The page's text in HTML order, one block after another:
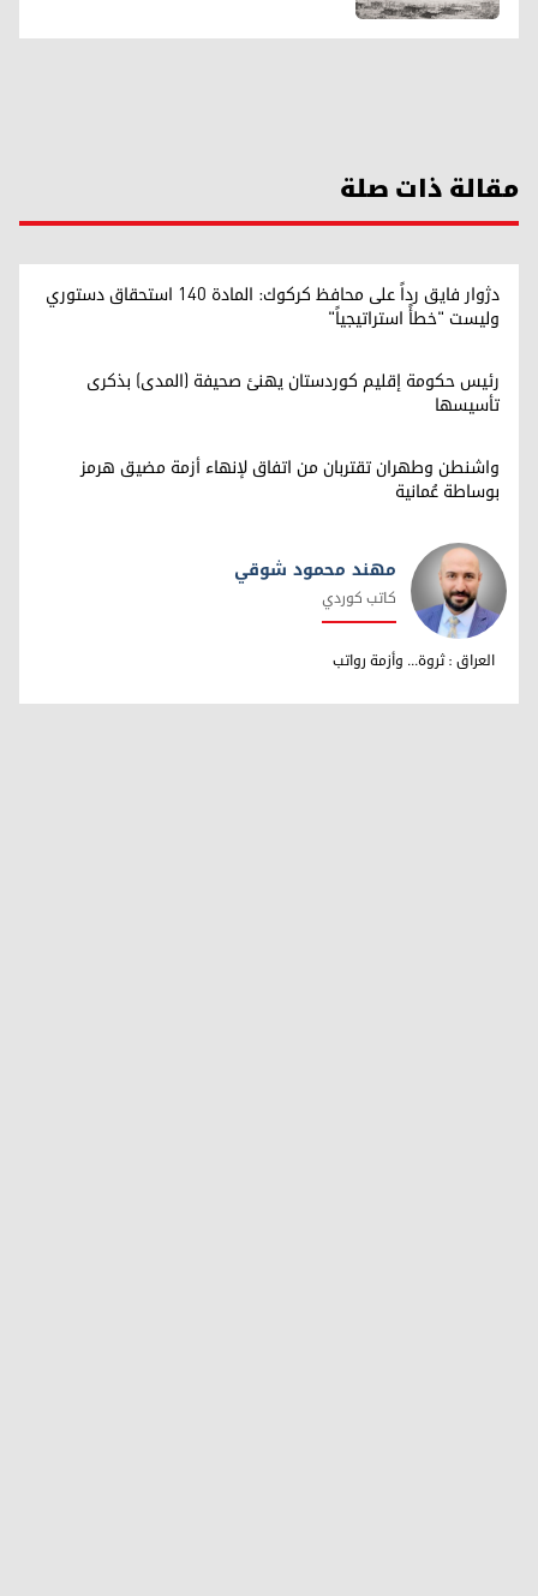
مقالة ذات صلة
دژوار فايق رداً على محافظ كركوك: المادة 140 استحقاق دستوري
وليست "خطأً استراتيجياً"
رئيس حكومة إقليم كوردستان يهنئ صحيفة (المدى) بذكرى
تأسيسها
واشنطن وطهران تقتربان من اتفاق لإنهاء أزمة مضيق هرمز
بوساطة عُمانية
مهند محمود شوقي
مهند محمود شوقي
كاتب كوردي
العراق : ثروة... وأزمة رواتب